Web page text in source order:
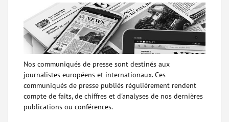
Nos communiqués de presse sont destinés aux
journalistes européens et internationaux. Ces
communiqués de presse publiés régulièrement rendent
compte de faits, de chiffres et d'analyses de nos dernières
publications ou conférences.